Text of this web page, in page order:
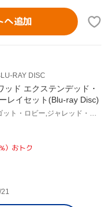
へ追加
RAY DISC
ッド エクステンデッド・
レイセット(Blu-ray Disc)
ウィル・スミス,マーゴット・ロビー,ジャレッド・レト,デヴィッド・エアー(監督、脚本),ザック・スナイダー(製作総指揮),スティーヴン・プライス(音楽)
）おトク